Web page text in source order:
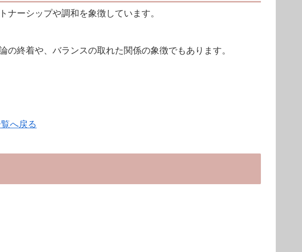
ーシップや調和を象徴しています。
終着や、バランスの取れた関係の象徴でもあります。
へ戻る